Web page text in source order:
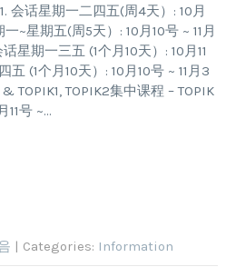
会话星期一二四五(周4天）: 10月
~星期五(周5天）: 10月10号 ~ 11月
星期一三五 (1个月10天）: 10月11
五 (1个月10天）: 10月10号 ~ 11月3
TOPIK1, TOPIK2集中课程 – TOPIK
11号 ~…
| Categories: Information